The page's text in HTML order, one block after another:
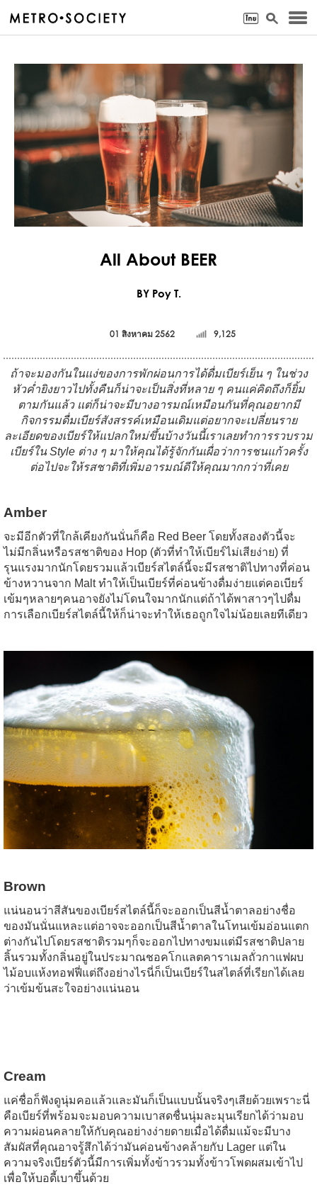
All About BEER
BY Poy T.
01 สิงหาคม 2562 9,125
ถ้าจะมองกันในแง่ของการพักผ่อนการได้ดื่มเบียร์เย็น ๆ ในช่วง
หัวค่ำยิงยาวไปทั้งคืนก็น่าจะเป็นสิ่งที่หลาย ๆ คนแค่คิดถึงก็ยิ้ม
ตามกันแล้ว แต่ก็น่าจะมีบางอารมณ์เหมือนกันที่คุณอยากมี
กิจกรรมดื่มเบียร์สังสรรค์เหมือนเดิมแต่อยากจะเปลี่ยนราย
ละเอียดของเบียร์ให้แปลกใหม่ขึ้นบ้างวันนี้เราเลยทำการรวบรวม
เบียร์ใน Style ต่าง ๆ มาให้คุณได้รู้จักกันเผื่อว่าการชนแก้วครั้ง
ต่อไปจะให้รสชาติที่เพิ่มอารมณ์ดีให้คุณมากกว่าที่เคย
Amber
จะมีอีกตัวที่ใกล้เคียงกันนั่นก็คือ Red Beer โดยทั้งสองตัวนี้จะ
ไม่มีกลิ่นหรือรสชาติของ Hop (ตัวที่ทำให้เบียร์ไม่เสียง่าย) ที่
รุนแรงมากนักโดยรวมแล้วเบียร์สไตล์นี้จะมีรสชาติไปทางที่ค่อน
ข้างหวานจาก Malt ทำให้เป็นเบียร์ที่ค่อนข้างดื่มง่ายแต่คอเบียร์
เข้มๆหลายๆคนอาจยังไม่โดนใจมากนักแต่ถ้าได้พาสาวๆไปดื่ม
การเลือกเบียร์สไตล์นี้ให้ก็น่าจะทำให้เธอถูกใจไม่น้อยเลยทีเดียว
Brown
แน่นอนว่าสีสันของเบียร์สไตล์นี้ก็จะออกเป็นสีน้ำตาลอย่างชื่อ
ของมันนั่นแหละแต่อาจจะออกเป็นสีน้ำตาลในโทนเข้มอ่อนแตก
ต่างกันไปโดยรสชาติรวมๆก็จะออกไปทางขมแต่มีรสชาติปลาย
ลิ้นรวมทั้งกลิ่นอยู่ในประมาณชอคโกแลตคาราเมลถั่วกาแฟผบ
ไม้อบแห้งทอฟฟี่แต่ถึงอย่างไรนี่ก็เป็นเบียร์ในสไตล์ที่เรียกได้เลย
ว่าเข้มข้นสะใจอย่างแน่นอน
Cream
แค่ชื่อก็ฟังดูนุ่มคอแล้วและมันก็เป็นแบบนั้นจริงๆเสียด้วยเพราะนี่
คือเบียร์ที่พร้อมจะมอบความเบาสดชื่นนุ่มละมุนเรียกได้ว่ามอบ
ความผ่อนคลายให้กับคุณอย่างง่ายดายเมื่อได้ดื่มแม้จะมีบาง
สัมผัสที่คุณอาจรู้สึกได้ว่ามันค่อนข้างคล้ายกับ Lager แต่ใน
ความจริงเบียร์ตัวนี้มีการเพิ่มทั้งข้าวรวมทั้งข้าวโพดผสมเข้าไป
เพื่อให้บอดี้เบาขึ้นด้วย